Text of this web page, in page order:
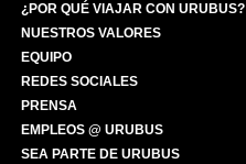
¿POR QUÉ VIAJAR CON URUBUS?
NUESTROS VALORES
EQUIPO
REDES SOCIALES
PRENSA
EMPLEOS @ URUBUS
SEA PARTE DE URUBUS